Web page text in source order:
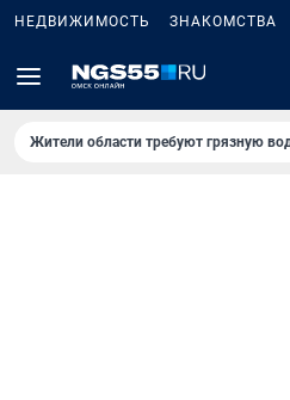
НЕДВИЖИМОСТЬ ЗНАКОМСТВА
Жители области требуют грязную